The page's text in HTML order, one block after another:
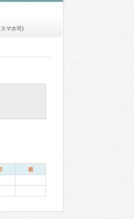
マホ可)
祝